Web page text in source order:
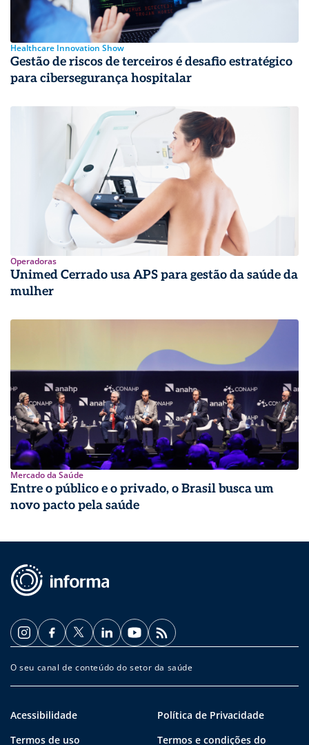
Healthcare Innovation Show
Gestão de riscos de terceiros é desafio estratégico
para cibersegurança hospitalar
Operadoras
Unimed Cerrado usa APS para gestão da saúde da
mulher
Mercado da Saúde
Entre o público e o privado, o Brasil busca um
novo pacto pela saúde
O seu canal de conteúdo do setor da saúde
Acessibilidade
Política de Privacidade
Termos de uso
Termos e condições do